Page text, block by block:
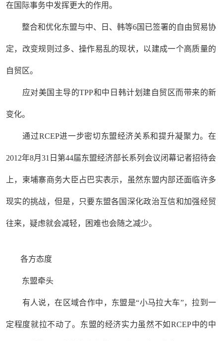
在国际事务中发挥更大的作用。
整合和优化东盟与中、日、韩等6国已签署的自由贸易协
定，改变规则过多、操作易乱的现状，以建成一个高质量的
自贸区。
应对美国主导的TPP和中日韩计划建自贸区而带来的新
变化。
通过RCEP进一步密切东盟经济关系和提升凝聚力。在
2012年8月31日第44届东盟经济部长系列会议闭幕记者招待会
上，柬埔寨商务大臣占巴实表示，虽然东盟内部还面临许多
现实的挑战，但是，只要东盟各国深化政治互信和加强经贸
往来，疑虑就会减轻，困难也会随之减少。
各方态度
东盟牵头
有人说，在区域合作中，东盟是“小马拉大车”，拉到一
定程度就拉不动了。东盟的经济实力虽然不如RCEP中的中